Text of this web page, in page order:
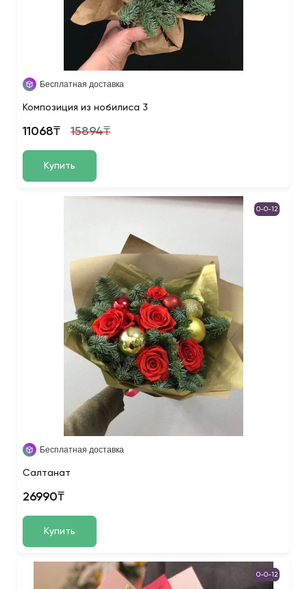
Бесплатная доставка
Композиция из нобилиса 3
11068₸ 15894₸
Купить
0-0-12
Бесплатная доставка
Салтанат
26990₸
Купить
0-0-12